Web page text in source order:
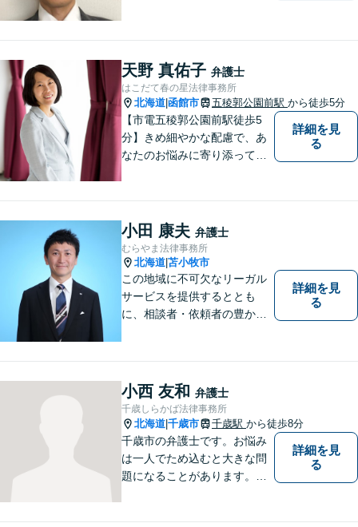
解決し、明るく活気のある地
域づくりに貢献いたします。
小さなお困りごとでも、お早
めにご相談ください！
天野 真佑子 弁護士
はこだて春の星法律事務所
北海道 函館市 五稜郭公園前駅 から徒歩5分
【市電五稜郭公園前駅徒歩5
分】きめ細やかな配慮で、あ
なたのお悩みに寄り添って対
お気軽にご相談ください。
詳細を見
る
小田 康夫 弁護士
むらやま法律事務所
北海道 苫小牧市
この地域に不可欠なリーガル
サービスを提供するととも
に、相談者・依頼者の豊かな
士小田康夫）
詳細を見
る
小西 友和 弁護士
千歳しらかば法律事務所
北海道 千歳市 千歳駅 から徒歩8分
千歳市の弁護士です。お悩み
は一人でため込むと大きな問
題になることがあります。ぜ
詳細を見
る